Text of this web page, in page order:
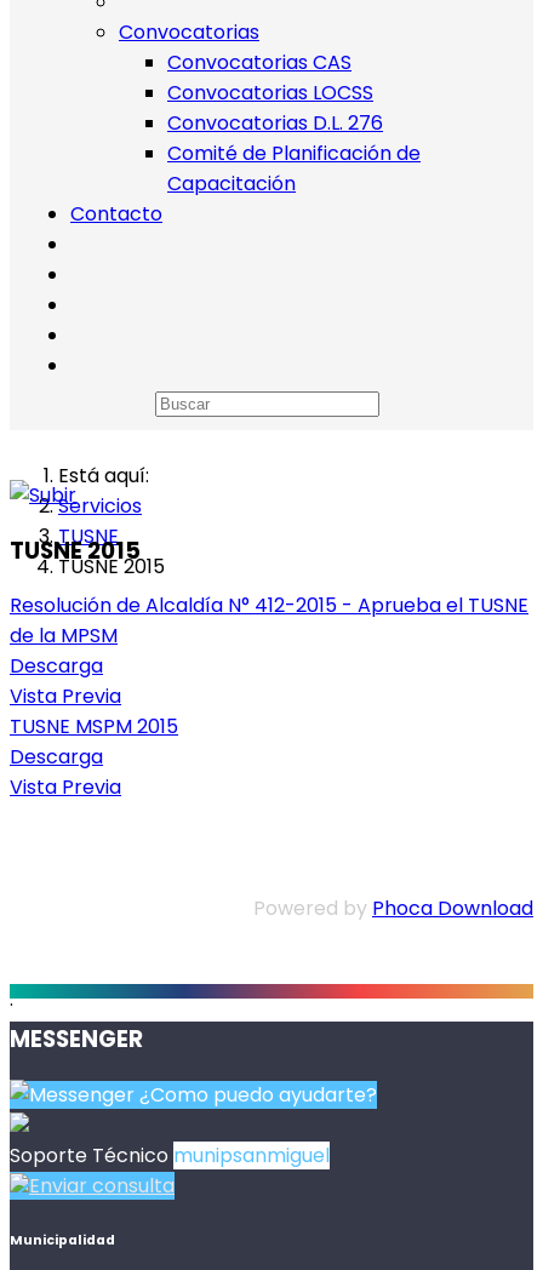
Convocatorias
Convocatorias CAS
Convocatorias LOCSS
Convocatorias D.L. 276
Comité de Planificación de
Capacitación
Contacto
Está aquí:
Servicios
TUSNE
TUSNE 2015
TUSNE 2015
Resolución de Alcaldía N° 412-2015 - Aprueba el TUSNE
de la MPSM
Descarga
Vista Previa
TUSNE MSPM 2015
Descarga
Vista Previa
Powered by Phoca Download
.
MESSENGER
¿Como puedo ayudarte?
Soporte Técnico munipsanmiguel
Enviar consulta
Municipalidad